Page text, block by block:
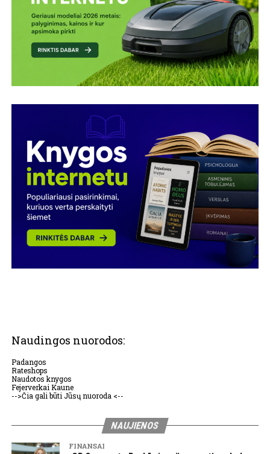
Naudingos nuorodos:
Padangos
Rateshops
Naudotos knygos
Fejerverkai Kaune
-->Čia gali būti Jūsų nuoroda <--
NAUJIENOS
FINANSAI